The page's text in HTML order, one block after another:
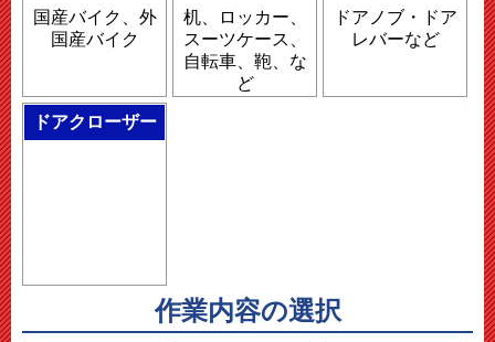
国産バイク、外
国産バイク
机、ロッカー、
スーツケース、
自転車、鞄、な
ど
ドアノブ・ドア
レバーなど
ドアクローザー
作業内容の選択